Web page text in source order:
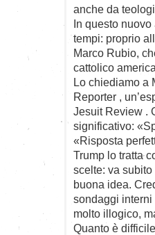
anche da
In questo
tempi: proprio
Marco Rubio,
cattolico
Lo chiediamo a
Reporter ,
Jesuit Review .
significativo:
«Risposta
Trump lo tratta
scelte: va
buona idea.
sondaggi
molto illogico,
Quanto è